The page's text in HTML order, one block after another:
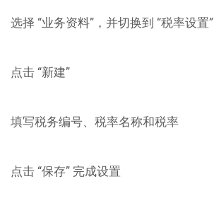
选择 “业务资料”，并切换到 “税率设置”
点击 “新建”
填写税务编号、税率名称和税率
点击 “保存” 完成设置